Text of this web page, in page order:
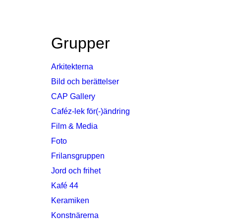
Grupper
Arkitekterna
Bild och berättelser
CAP Gallery
Caféz-lek för(-)ändring
Film & Media
Foto
Frilansgruppen
Jord och frihet
Kafé 44
Keramiken
Konstnärerna